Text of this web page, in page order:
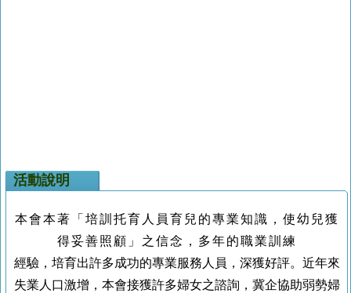
活動說明
本會本著「培訓托育人員育兒的專業知識，使幼兒獲
得妥善照顧」之信念，多年的職業訓練
經驗，培育出許多成功的專業服務人員，深獲好評。近年來
失業人口激增，本會接獲許多婦女之諮詢，冀企協助弱勢婦